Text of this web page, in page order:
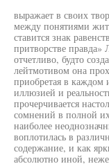
выражает в своих
между понятиями
ставится знак
притворстве правда»
отчетливо, будто
лейтмотивом она
приобретая в каждом
иллюзией и
прочерчивается
сомнений в полной
наиболее
воплотилась в
содержание, и как
абсолютно иной,